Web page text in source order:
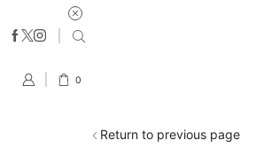
0
Return to previous page